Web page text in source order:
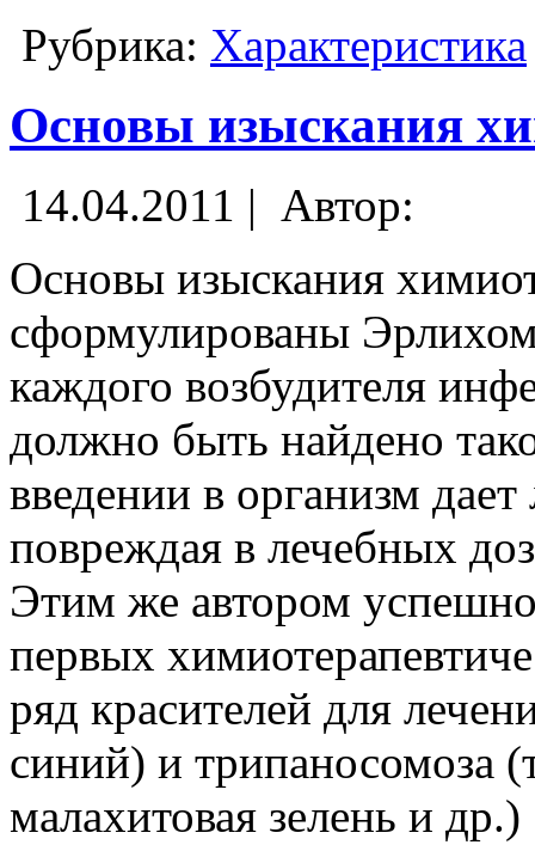
Рубрика: Характеристика
Основы изыскания
14.04.2011 | Автор:
Основы изыскания
сформулированы
каждого возбудителя
должно быть найдено
введении в организм
повреждая в лечебных
Этим же автором
первых
ряд красителей для
синий) и трипаносомоза
малахитовая зелень и др.)